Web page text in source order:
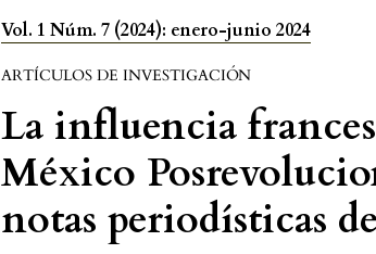
Vol. 1 Núm. 7 (2024): enero-junio 2024
ARTÍCULOS DE INVESTIGACIÓN
La influencia
México
notas periodísticas